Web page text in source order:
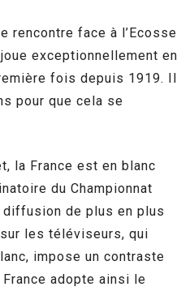
rencontre face à l’Ecosse
exceptionnellement en
fois depuis 1919. Il
pour que cela se
la France est en blanc
du Championnat
diffusion de plus en plus
les téléviseurs, qui
impose un contraste
adopte ainsi le